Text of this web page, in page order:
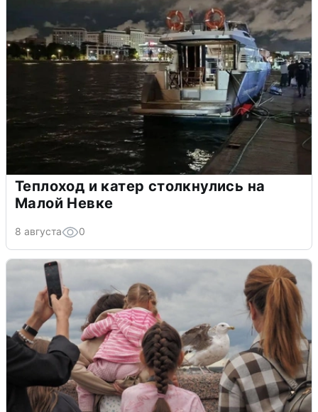
Теплоход и катер столкнулись на
Малой Невке
8 августа 0